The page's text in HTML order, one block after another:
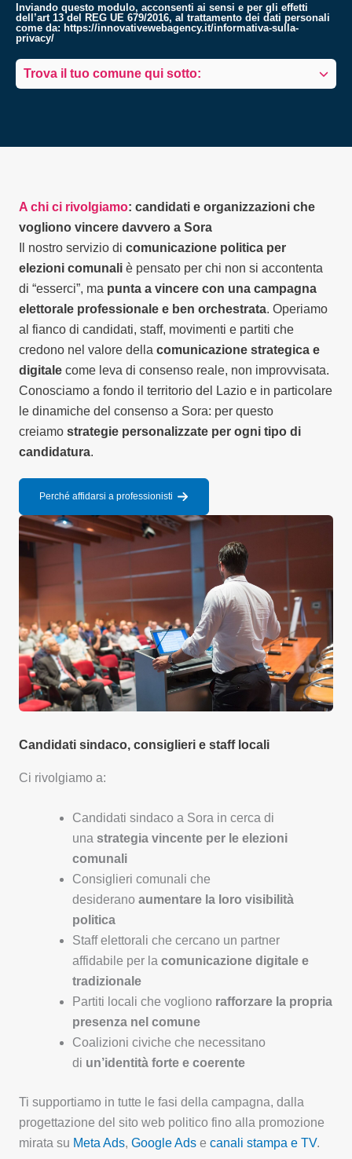
Inviando questo modulo, acconsenti ai sensi e per gli effetti
dell’art 13 del REG UE 679/2016, al trattamento dei dati personali
come da: https://innovativewebagency.it/informativa-sulla-
privacy/
Trova il tuo comune qui sotto:
A chi ci rivolgiamo: candidati e organizzazioni che
vogliono vincere davvero a Sora
Il nostro servizio di comunicazione politica per
elezioni comunali è pensato per chi non si accontenta
di “esserci”, ma punta a vincere con una campagna
elettorale professionale e ben orchestrata. Operiamo
al fianco di candidati, staff, movimenti e partiti che
credono nel valore della comunicazione strategica e
digitale come leva di consenso reale, non improvvisata.
Conosciamo a fondo il territorio del Lazio e in particolare
le dinamiche del consenso a Sora: per questo
creiamo strategie personalizzate per ogni tipo di
candidatura.
Perché affidarsi a professionisti
Candidati sindaco, consiglieri e staff locali
Ci rivolgiamo a:
Candidati sindaco a Sora in cerca di
una strategia vincente per le elezioni
comunali
Consiglieri comunali che
desiderano aumentare la loro visibilità
politica
Staff elettorali che cercano un partner
affidabile per la comunicazione digitale e
tradizionale
Partiti locali che vogliono rafforzare la propria
presenza nel comune
Coalizioni civiche che necessitano
di un’identità forte e coerente
Ti supportiamo in tutte le fasi della campagna, dalla
progettazione del sito web politico fino alla promozione
mirata su Meta Ads, Google Ads e canali stampa e TV.